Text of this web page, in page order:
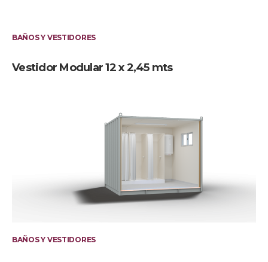
BAÑOS Y VESTIDORES
Vestidor Modular 12 x 2,45 mts
BAÑOS Y VESTIDORES